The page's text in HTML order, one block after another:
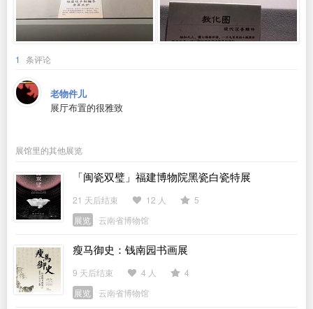
1 条评论
老物件儿
展厅布置的很雅致
展馆里的其他展览
「闽瓷双璧」福建博物院黑瓷白瓷特展
21 天后结束 12 人
5
展览
云南省博物馆
瘦马御史：钱南园书画展
9 天后结束 4 人
4
展览
云南省博物馆